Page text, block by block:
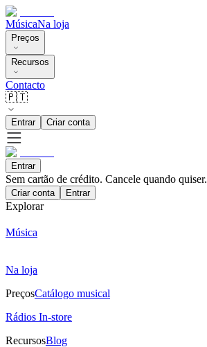
MúsicaNa loja
Preços
Recursos
Contacto
🇵🇹
Entrar Criar conta
Entrar
Sem cartão de crédito. Cancele quando quiser.
Criar conta Entrar
Explorar
Música
Na loja
PreçosCatálogo musical
Rádios In-store
RecursosBlog